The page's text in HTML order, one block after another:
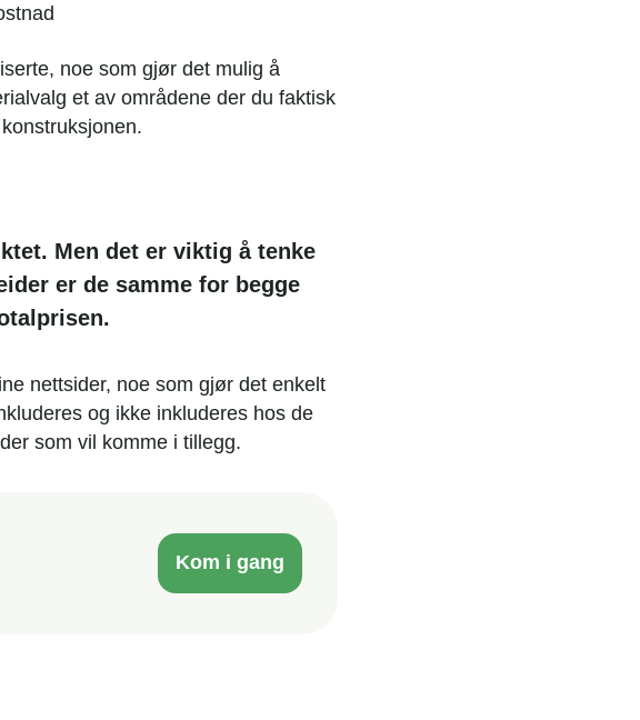
noe som gjør det mulig å
et av områdene der du faktisk
Men det er viktig å tenke
er de samme for begge
nettsider, noe som gjør det enkelt
og ikke inkluderes hos de
som vil komme i tillegg.
Kom i gang